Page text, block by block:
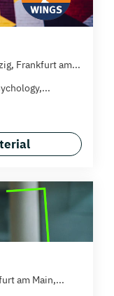
Frankfurt am...
am Main,...